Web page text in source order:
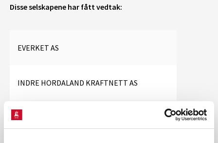
Disse selskapene har fått vedtak:
EVERKET AS
INDRE HORDALAND KRAFTNETT AS
JÆREN EVERK AS